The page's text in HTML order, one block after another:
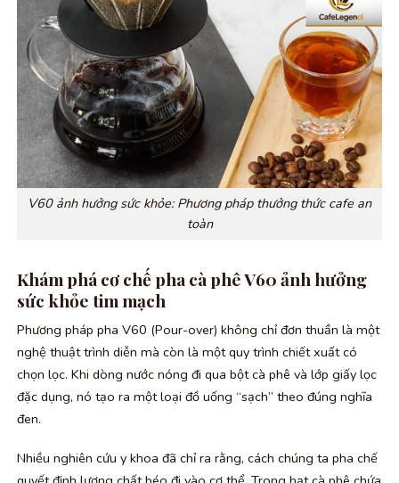
V60 ảnh hưởng sức khỏe: Phương pháp thưởng thức cafe an
toàn
Khám phá cơ chế pha cà phê V60 ảnh hưởng
sức khỏe tim mạch
Phương pháp pha V60 (Pour-over) không chỉ đơn thuần là một
nghệ thuật trình diễn mà còn là một quy trình chiết xuất có
chọn lọc. Khi dòng nước nóng đi qua bột cà phê và lớp giấy lọc
đặc dụng, nó tạo ra một loại đồ uống “sạch” theo đúng nghĩa
đen.
Nhiều nghiên cứu y khoa đã chỉ ra rằng, cách chúng ta pha chế